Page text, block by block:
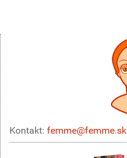
Kontakt: femme@femme.sk